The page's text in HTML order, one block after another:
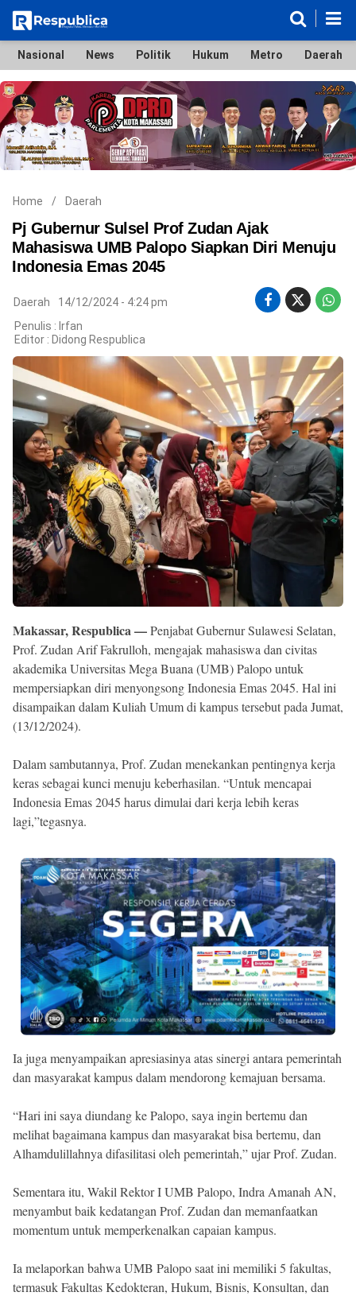
Nasional
News
Politik
Hukum
Metro
Daerah
Ekonomi & Bisnis
Lifestyle
Otomotif
Bola & Sport
Edukasi
Tokoh
Hiburan
2026
.
All
Right
Reserved
Nasional News Politik Hukum Metro Daerah
Home / Daerah
Pj Gubernur Sulsel Prof Zudan Ajak
Mahasiswa UMB Palopo Siapkan Diri Menuju
Indonesia Emas 2045
Daerah
14/12/2024 - 4:24 pm
Penulis : Irfan
Editor : Didong Respublica
Makassar, Respublica —Penjabat Gubernur Sulawesi Selatan,
Prof. Zudan Arif Fakrulloh, mengajak mahasiswa dan civitas
akademika Universitas Mega Buana (UMB) Palopo untuk
mempersiapkan diri menyongsong Indonesia Emas 2045. Hal ini
disampaikan dalam Kuliah Umum di kampus tersebut pada Jumat,
(13/12/2024).
Dalam sambutannya, Prof. Zudan menekankan pentingnya kerja
keras sebagai kunci menuju keberhasilan. “Untuk mencapai
Indonesia Emas 2045 harus dimulai dari kerja lebih keras
lagi,”tegasnya.
Ia juga menyampaikan apresiasinya atas sinergi antara pemerintah
dan masyarakat kampus dalam mendorong kemajuan bersama.
“Hari ini saya diundang ke Palopo, saya ingin bertemu dan
melihat bagaimana kampus dan masyarakat bisa bertemu, dan
Alhamdulillahnya difasilitasi oleh pemerintah,” ujar Prof. Zudan.
Sementara itu, Wakil Rektor I UMB Palopo, Indra Amanah AN,
menyambut baik kedatangan Prof. Zudan dan memanfaatkan
momentum untuk memperkenalkan capaian kampus.
Ia melaporkan bahwa UMB Palopo saat ini memiliki 5 fakultas,
termasuk Fakultas Kedokteran, Hukum, Bisnis, Konsultan, dan